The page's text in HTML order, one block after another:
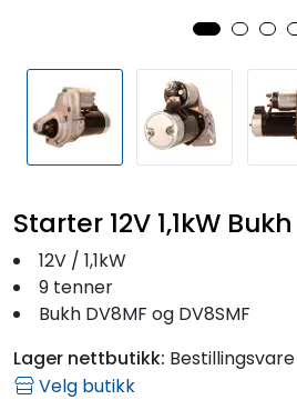
Starter 12V 1,1kW
12V / 1,1kW
9 tenner
Bukh DV8MF og DV8SMF
Lager nettbutikk: Bestillingsvare
Velg butikk
Outlet